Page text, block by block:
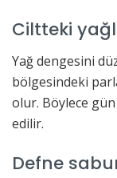
Ciltteki
Yağ dengesini
bölgesindeki
olur. Böylece
edilir.
Defne